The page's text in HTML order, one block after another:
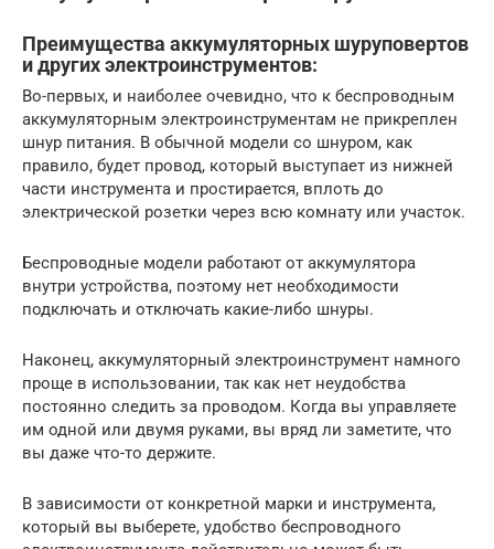
Преимущества аккумуляторных шуруповертов
и других электроинструментов:
Во-первых, и наиболее очевидно, что к беспроводным
аккумуляторным электроинструментам не прикреплен
шнур питания. В обычной модели со шнуром, как
правило, будет провод, который выступает из нижней
части инструмента и простирается, вплоть до
электрической розетки через всю комнату или участок.
Беспроводные модели работают от аккумулятора
внутри устройства, поэтому нет необходимости
подключать и отключать какие-либо шнуры.
Наконец, аккумуляторный электроинструмент намного
проще в использовании, так как нет неудобства
постоянно следить за проводом. Когда вы управляете
им одной или двумя руками, вы вряд ли заметите, что
вы даже что-то держите.
В зависимости от конкретной марки и инструмента,
который вы выберете, удобство беспроводного